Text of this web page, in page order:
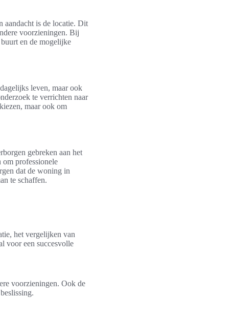
aandacht is de locatie. Dit
voorzieningen. Bij
en de mogelijke
leven, maar ook
te verrichten naar
maar ook om
gebreken aan het
om professionele
dat de woning in
te schaffen.
het vergelijken van
voor een succesvolle
voorzieningen. Ook de